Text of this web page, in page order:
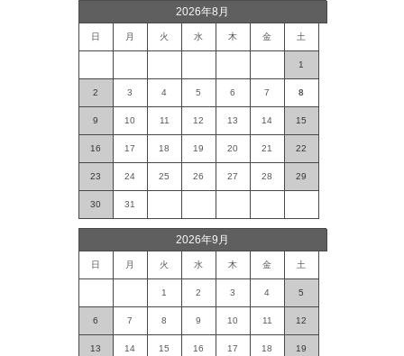
2026年8月
日 月 火 水 木 金 土
1
2 3 4 5 6 7 8
9 10 11 12 13 14 15
16 17 18 19 20 21 22
23 24 25 26 27 28 29
30 31
2026年9月
日 月 火 水 木 金 土
1 2 3 4 5
6 7 8 9 10 11 12
13 14 15 16 17 18 19